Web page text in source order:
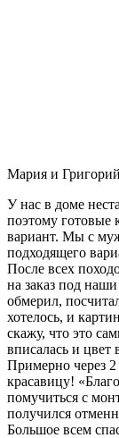
Мария и
У нас в доме
поэтому готовые
вариант. Мы с
подходящего
После всех
на заказ под
обмерил,
хотелось, и
скажу, что это
вписалась и цвет
Примерно через
красавицу!
помучиться с
получился
Большое всем